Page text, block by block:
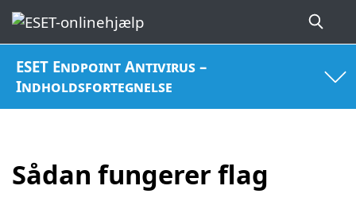
ESET Endpoint Antivirus –
Indholdsfortegnelse
Sådan fungerer flag